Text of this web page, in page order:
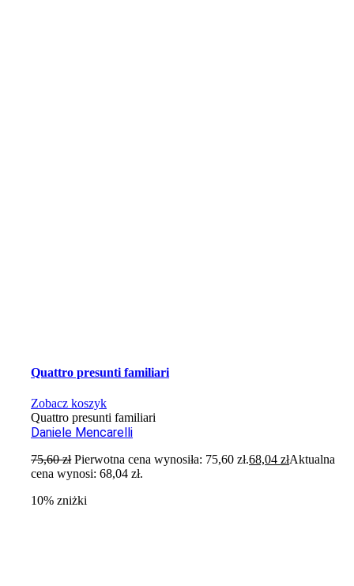
Quattro presunti familiari
Zobacz koszyk
Quattro presunti familiari
Daniele Mencarelli
75,60zł Pierwotna cena wynosiła: 75,60 zł.68,04złAktualna
cena wynosi: 68,04 zł.
10% zniżki